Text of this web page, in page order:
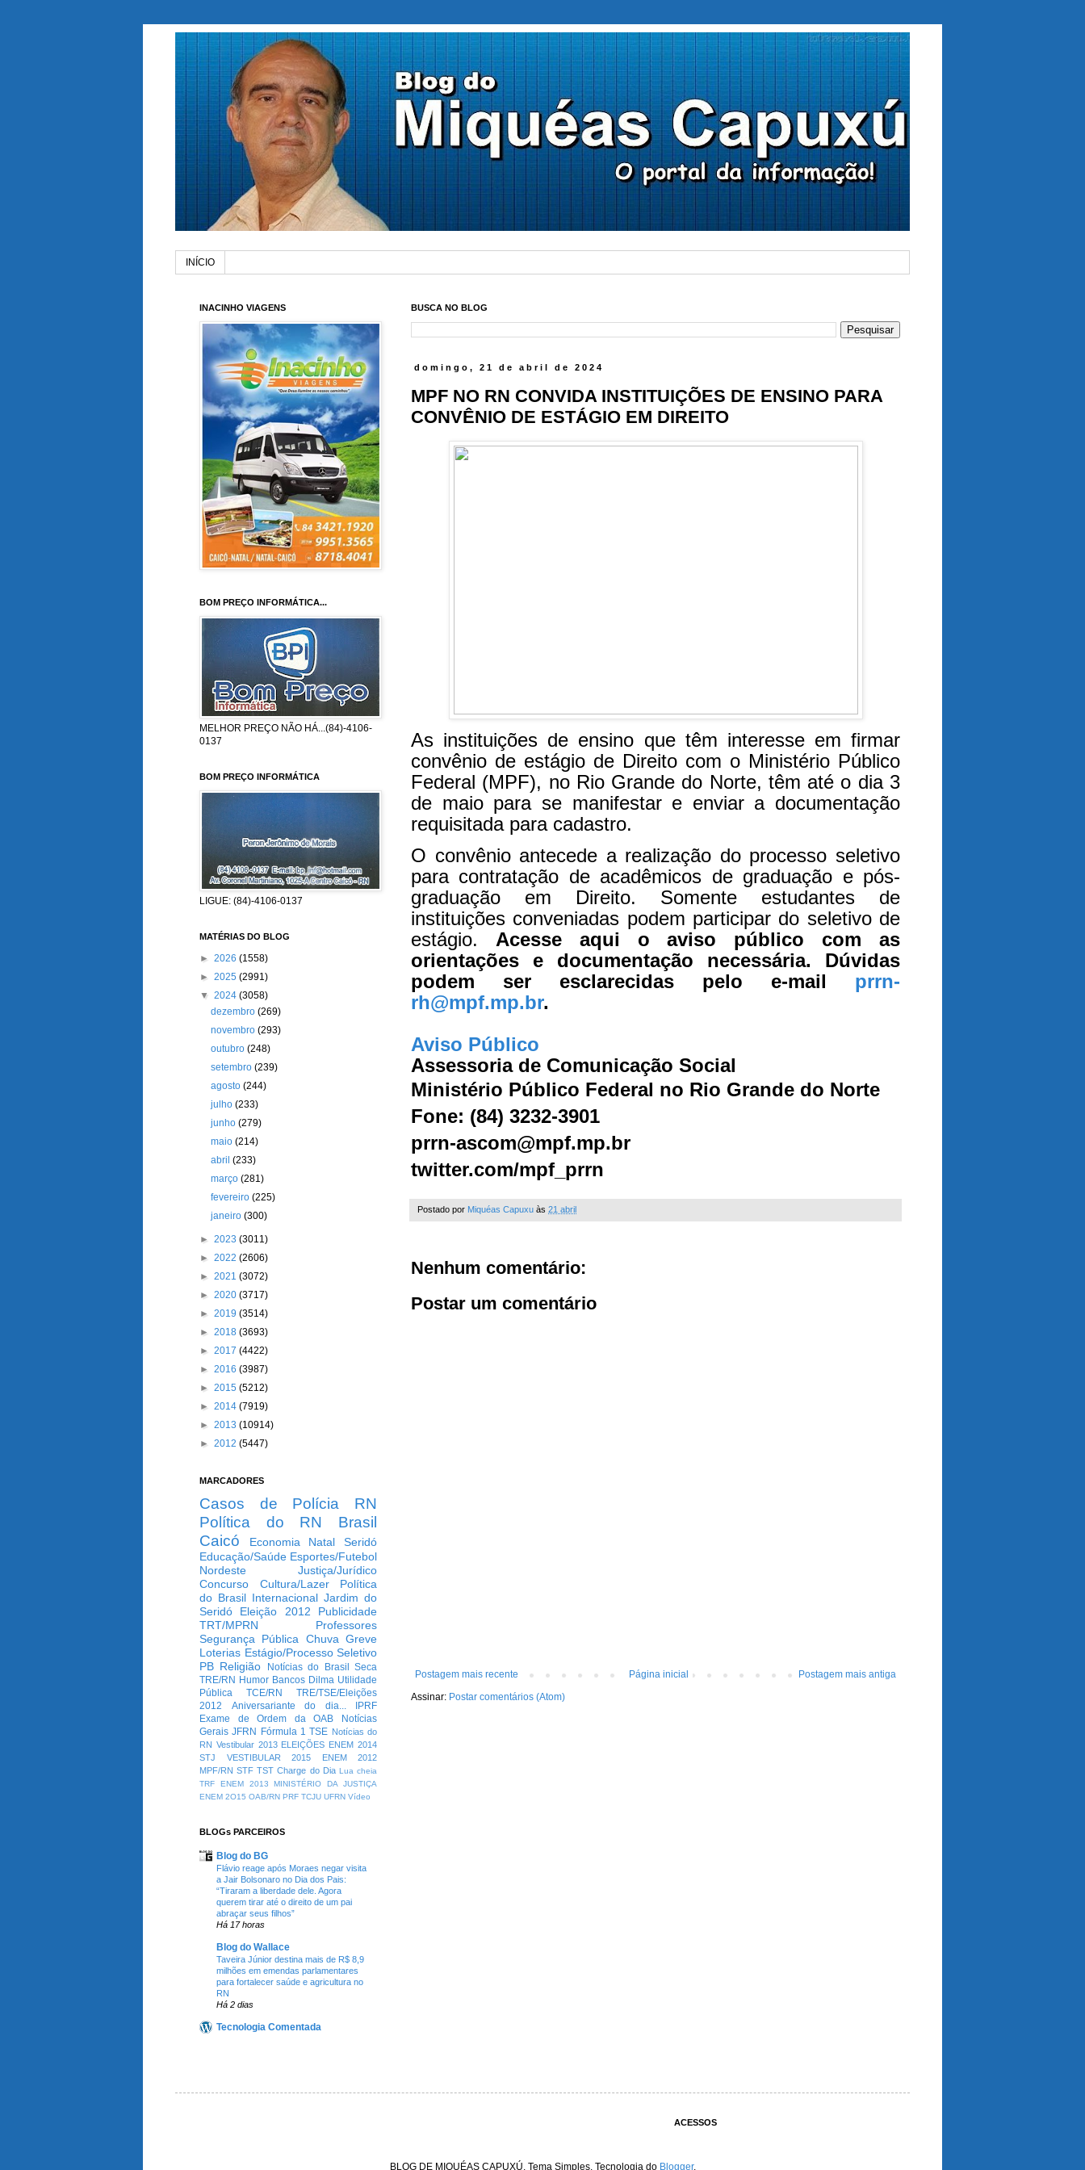
INÍCIO
BUSCA NO BLOG
domingo, 21 de abril de 2024
MPF NO RN CONVIDA INSTITUIÇÕES DE ENSINO PARA
CONVÊNIO DE ESTÁGIO EM DIREITO
As instituições de ensino que têm interesse em firmar
convênio de estágio de Direito com o Ministério Público
Federal (MPF), no Rio Grande do Norte, têm até o dia 3
de maio para se manifestar e enviar a documentação
requisitada para cadastro.
O convênio antecede a realização do processo seletivo
para contratação de acadêmicos de graduação e pós-
graduação em Direito. Somente estudantes de
instituições conveniadas podem participar do seletivo de
estágio. Acesse aqui o aviso público com as
orientações e documentação necessária. Dúvidas
podem ser esclarecidas pelo e-mail prrn-
rh@mpf.mp.br.
Aviso Público
Assessoria de Comunicação Social
Ministério Público Federal no Rio Grande do Norte
Fone: (84) 3232-3901
prrn-ascom@mpf.mp.br
twitter.com/mpf_prrn
Postado por Miquéas Capuxu às 21 abril
Nenhum comentário:
Postar um comentário
Postagem mais recente Postagem mais antiga
Página inicial
Assinar: Postar comentários (Atom)
INACINHO VIAGENS
BOM PREÇO INFORMÁTICA...
MELHOR PREÇO NÃO HÁ...(84)-4106-
0137
BOM PREÇO INFORMÁTICA
LIGUE: (84)-4106-0137
MATÉRIAS DO BLOG
► 2026 (1558)
► 2025 (2991)
▼ 2024 (3058)
dezembro(269)
novembro(293)
outubro(248)
setembro(239)
agosto(244)
julho(233)
junho(279)
maio(214)
abril(233)
março(281)
fevereiro(225)
janeiro(300)
► 2023 (3011)
► 2022 (2606)
► 2021 (3072)
► 2020 (3717)
► 2019 (3514)
► 2018 (3693)
► 2017 (4422)
► 2016 (3987)
► 2015 (5212)
► 2014 (7919)
► 2013 (10914)
► 2012 (5447)
MARCADORES
Casos de Polícia
RN
Política do RN
Brasil
Caicó
Economia Natal
Seridó
Educação/Saúde Esportes/Futebol
Nordeste
Justiça/Jurídico
Concurso
Cultura/Lazer
Política
do Brasil Internacional Jardim do
Seridó
Eleição 2012
Publicidade
TRT/MPRN
Professores
Segurança Pública Chuva Greve
Loterias Estágio/Processo Seletivo
PB Religião Notícias do Brasil
Seca
TRE/RN Humor Bancos Dilma Utilidade
Pública
TCE/RN
TRE/TSE/Eleições
2012
Aniversariante do dia...
IPRF
Exame de Ordem da OAB
Notícias
Gerais JFRN Fórmula 1 TSE Notícias do
RN Vestibular 2013 ELEIÇÕES ENEM 2014
STJ
VESTIBULAR 2015
ENEM 2012
MPF/RN STF TST Charge do Dia Lua cheia
TRF
ENEM 2013
MINISTÉRIO DA JUSTIÇA
ENEM 2O15 OAB/RN PRF TCJU UFRN Vídeo
BLOGs PARCEIROS
Blog do BG
Flávio reage após Moraes negar visita
a Jair Bolsonaro no Dia dos Pais:
“Tiraram a liberdade dele. Agora
querem tirar até o direito de um pai
abraçar seus filhos”
Há 17 horas
Blog do Wallace
Taveira Júnior destina mais de R$ 8,9
milhões em emendas parlamentares
para fortalecer saúde e agricultura no
RN
Há 2 dias
Tecnologia Comentada
ACESSOS
BLOG DE MIQUÉAS CAPUXÚ. Tema Simples. Tecnologia do Blogger.